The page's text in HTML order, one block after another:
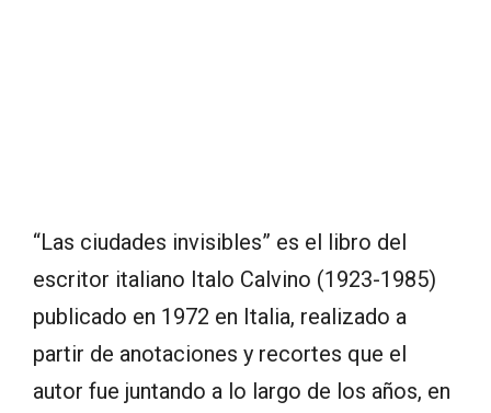
“Las ciudades invisibles” es el libro del
escritor italiano Italo Calvino (1923-1985)
publicado en 1972 en Italia, realizado a
partir de anotaciones y recortes que el
autor fue juntando a lo largo de los años, en